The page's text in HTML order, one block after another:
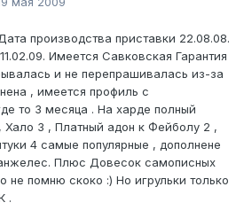
производства приставки 22.08.08.
Имеется Савковская Гарантия
и не перепрашивалась из-за
, имеется профиль с
то 3 месяца . На харде полный
Хало 3 , Платный адон к Фейболу 2 ,
4 самые популярные , дополнене
Плюс Довесок самописных
не помню скоко :) Но игрульки только
.